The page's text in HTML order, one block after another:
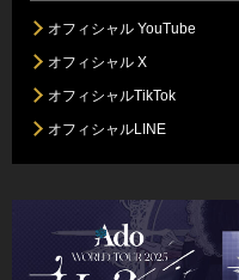
オフィシャル YouTube
オフィシャル X
オフィシャルTikTok
オフィシャルLINE